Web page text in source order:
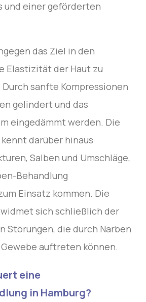
und einer geförderten
das Ziel in den
Elastizität der Haut zu
sanfte Kompressionen
gelindert und das
eingedämmt werden. Die
darüber hinaus
Salben und Umschläge,
Behandlung
Einsatz kommen. Die
sich schließlich der
Störungen, die durch Narben
auftreten können.
eine
in Hamburg?